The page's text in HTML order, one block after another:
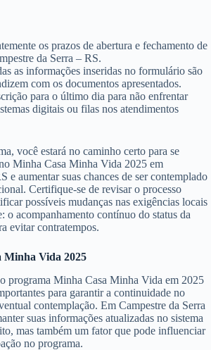
os prazos de abertura e fechamento de
da Serra – RS.
as informações inseridas no formulário são
com os documentos apresentados.
para o último dia para não enfrentar
digitais ou filas nos atendimentos
você estará no caminho certo para se
Minha Casa Minha Vida 2025 em
e aumentar suas chances de ser contemplado
Certifique-se de revisar o processo
possíveis mudanças nas exigências locais
o acompanhamento contínuo do status da
evitar contratempos.
Minha Vida 2025
programa Minha Casa Minha Vida em 2025
para garantir a continuidade no
contemplação. Em Campestre da Serra
suas informações atualizadas no sistema
mas também um fator que pode influenciar
no programa.